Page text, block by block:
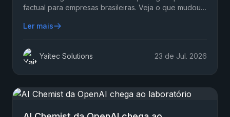
factual para empresas brasileiras. Veja o que mudou,
Ler mais
Yaitec Solutions 23 de Jul. 2026